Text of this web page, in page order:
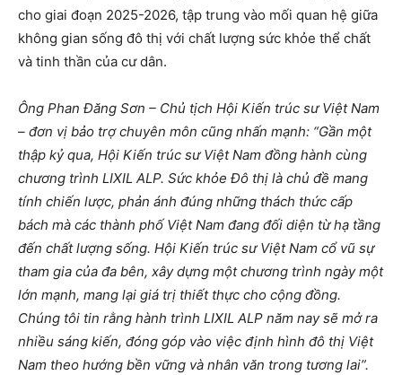
cho giai đoạn 2025-2026, tập trung vào mối quan hệ giữa
không gian sống đô thị với chất lượng sức khỏe thể chất
và tinh thần của cư dân.
Ông Phan Đăng Sơn – Chủ tịch Hội Kiến trúc sư Việt Nam
– đơn vị bảo trợ chuyên môn cũng nhấn mạnh: “Gần một
thập kỷ qua, Hội Kiến trúc sư Việt Nam đồng hành cùng
chương trình LIXIL ALP. Sức khỏe Đô thị là chủ đề mang
tính chiến lược, phản ánh đúng những thách thức cấp
bách mà các thành phố Việt Nam đang đối diện từ hạ tầng
đến chất lượng sống. Hội Kiến trúc sư Việt Nam cổ vũ sự
tham gia của đa bên, xây dựng một chương trình ngày một
lớn mạnh, mang lại giá trị thiết thực cho cộng đồng.
Chúng tôi tin rằng hành trình LIXIL ALP năm nay sẽ mở ra
nhiều sáng kiến, đóng góp vào việc định hình đô thị Việt
Nam theo hướng bền vững và nhân văn trong tương lai”.